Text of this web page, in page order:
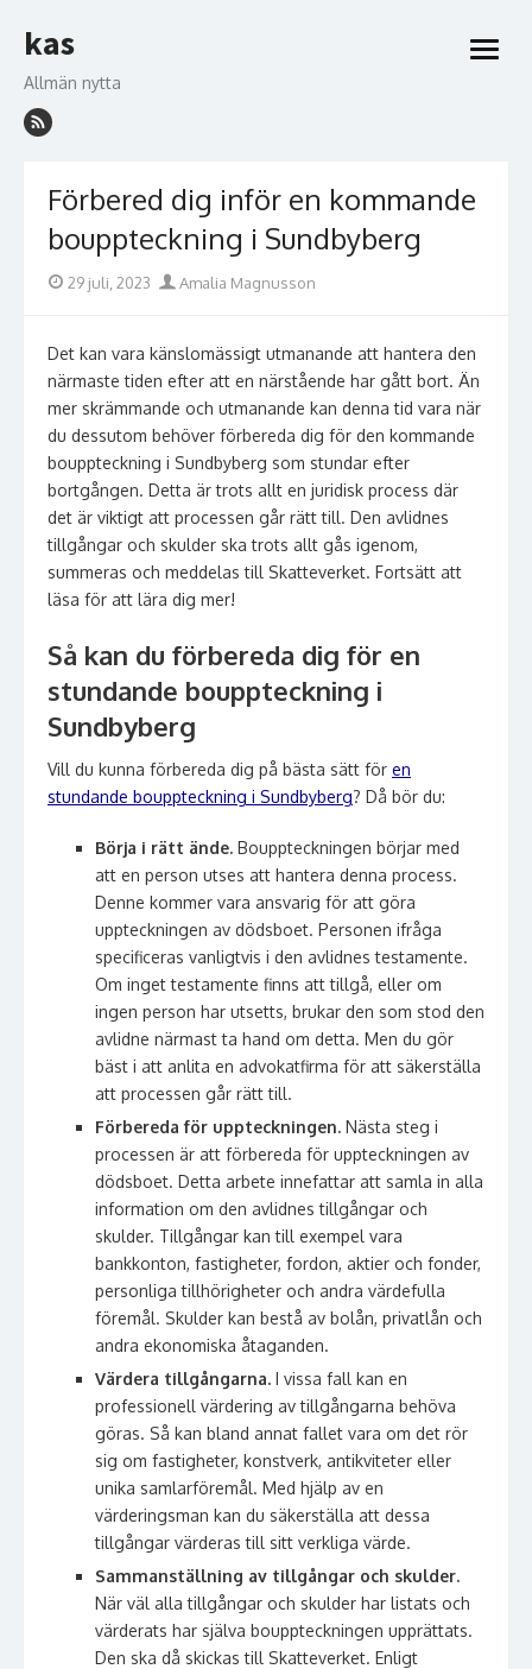
till
kas
Allmän nytta
öppna
Förbered dig inför en kommande
bouppteckning i Sundbyberg
Publicerad
29 juli, 2023 Författare
Amalia Magnusson
Det kan vara känslomässigt utmanande att hantera den
närmaste tiden efter att en närstående har gått bort. Än
mer skrämmande och utmanande kan denna tid vara när
du dessutom behöver förbereda dig för den kommande
bouppteckning i Sundbyberg som stundar efter
bortgången. Detta är trots allt en juridisk process där
det är viktigt att processen går rätt till. Den avlidnes
tillgångar och skulder ska trots allt gås igenom,
summeras och meddelas till Skatteverket. Fortsätt att
läsa för att lära dig mer!
Så kan du förbereda dig för en
stundande bouppteckning i
Sundbyberg
Vill du kunna förbereda dig på bästa sätt för en
stundande bouppteckning i Sundbyberg? Då bör du:
Börja i rätt ände. Bouppteckningen börjar med
att en person utses att hantera denna process.
Denne kommer vara ansvarig för att göra
uppteckningen av dödsboet. Personen ifråga
specificeras vanligtvis i den avlidnes testamente.
Om inget testamente finns att tillgå, eller om
ingen person har utsetts, brukar den som stod den
avlidne närmast ta hand om detta. Men du gör
bäst i att anlita en advokatfirma för att säkerställa
att processen går rätt till.
Förbereda för uppteckningen. Nästa steg i
processen är att förbereda för uppteckningen av
dödsboet. Detta arbete innefattar att samla in alla
information om den avlidnes tillgångar och
skulder. Tillgångar kan till exempel vara
bankkonton, fastigheter, fordon, aktier och fonder,
personliga tillhörigheter och andra värdefulla
föremål. Skulder kan bestå av bolån, privatlån och
andra ekonomiska åtaganden.
Värdera tillgångarna. I vissa fall kan en
professionell värdering av tillgångarna behöva
göras. Så kan bland annat fallet vara om det rör
sig om fastigheter, konstverk, antikviteter eller
unika samlarföremål. Med hjälp av en
värderingsman kan du säkerställa att dessa
tillgångar värderas till sitt verkliga värde.
Sammanställning av tillgångar och skulder.
När väl alla tillgångar och skulder har listats och
värderats har själva bouppteckningen upprättats.
Den ska då skickas till Skatteverket. Enligt